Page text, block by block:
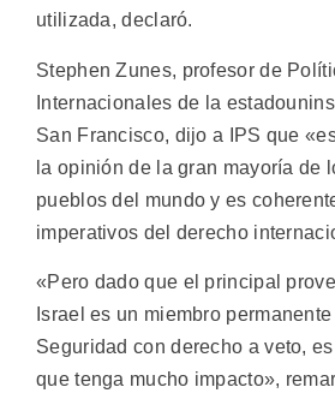
utilizada, declaró.
Stephen Zunes, profesor de
Internacionales de la
San Francisco, dijo a IPS que
la opinión de la gran mayoría de
pueblos del mundo y es
imperativos del derecho
«Pero dado que el principal
Israel es un miembro
Seguridad con derecho a veto,
que tenga mucho impacto»,